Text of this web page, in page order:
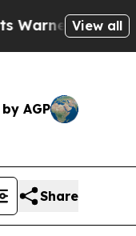
Cops
View all
AGP
Share